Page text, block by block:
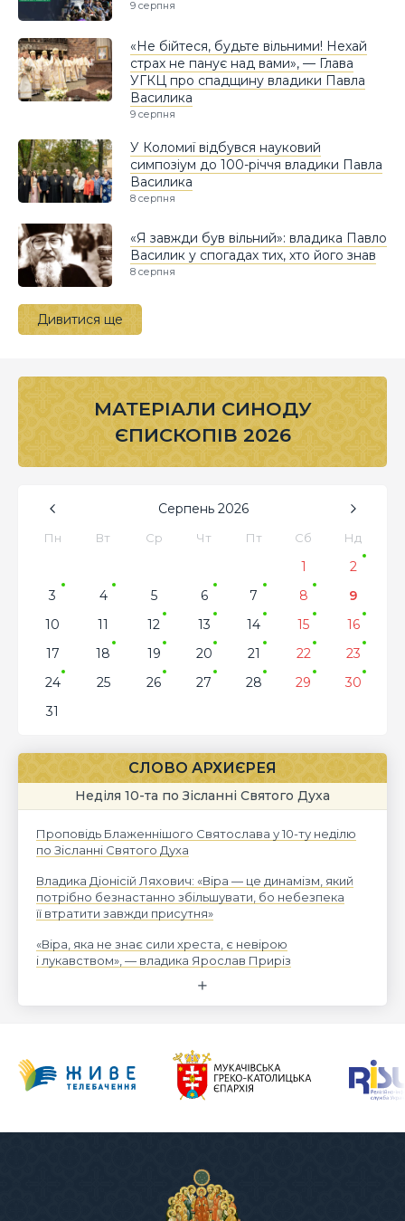
9 серпня
«Не бійтеся, будьте вільними! Нехай
страх не панує над вами», — Глава
УГКЦ про спадщину владики Павла
Василика
9 серпня
У Коломиї відбувся науковий
симпозіум до 100-річчя владики Павла
Василика
8 серпня
«Я завжди був вільний»: владика Павло
Василик у спогадах тих, хто його знав
8 серпня
Дивитися ще
МАТЕРІАЛИ СИНОДУ
ЄПИСКОПІВ 2026
Серпень 2026
Пн Вт Ср Чт Пт Сб Нд
1
2
3
4 5 6 7 8
9
10
11 12 13 14 15
16
17
18 19 20 21 22
23
24
25 26 27 28 29
30
31
СЛОВО АРХИЄРЕЯ
Неділя 10-та по Зісланні Святого Духа
Проповідь Блаженнішого Святослава у 10-ту неділю
по Зісланні Святого Духа
Владика Діонісій Ляхович: «Віра — це динамізм, який
потрібно безнастанно збільшувати, бо небезпека
її втратити завжди присутня»
«Віра, яка не знає сили хреста, є невірою
і лукавством», — владика Ярослав Приріз